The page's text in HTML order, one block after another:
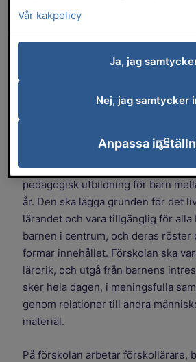
trygg och rolig miljö.
och intressen formar
sker hela dagen – genom
är barnens arena i
Förskolan är en demokratisk
pedagogisk utbildning för barn
år. Den ska lägga grunden för det
lärandet och vara tillgänglig för alla
barnen i centrum, och deras röster
formar innehållet. Förskolan ska
lärorik, och utgå från barnens
sker hela dagen, i meningsfulla
genom relationer till andra
material.
På förskolan arbetar förskollärare,
Vår kakpolicy
Ja, jag
Nej, jag samtycker
Anpassa